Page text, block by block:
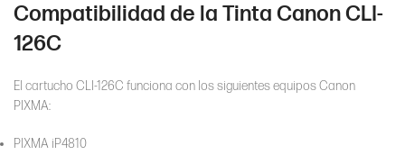
Compatibilidad de la Tinta Canon CLI-
126C
El cartucho CLI-126C funciona con los siguientes equipos Canon
PIXMA:
PIXMA iP4810